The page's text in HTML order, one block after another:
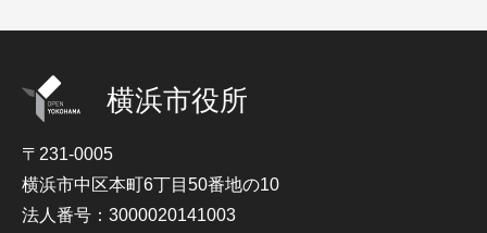
横浜市役所
〒231-0005
横浜市中区本町6丁目50番地の10
法人番号：3000020141003